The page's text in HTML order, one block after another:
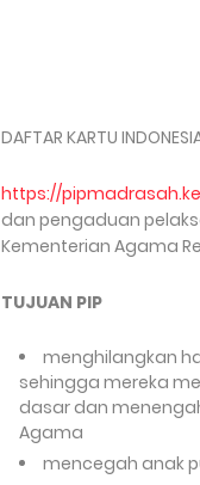
DAFTAR KARTU
https://
dan pengaduan
Kementerian Agama
TUJUAN PIP
menghilangkan
sehingga mereka
dasar dan
Agama
mencegah anak